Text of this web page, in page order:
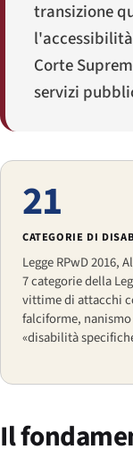
transizione
Corte
servizi
21
CATEGORIE DI
Legge RPwD 2016,
7 categorie della
vittime di attacchi
falciforme, nanismo
«disabilità
Il